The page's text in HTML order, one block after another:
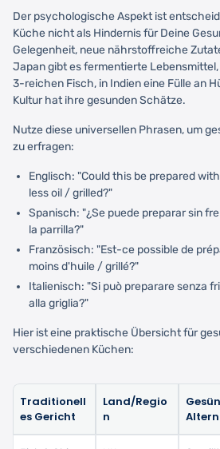
Der psychologische Aspekt ist
Küche nicht als Hindernis für Deine
Gelegenheit, neue nährstoffreiche
Japan gibt es fermentierte
3-reichen Fisch, in Indien eine Fülle an
Kultur hat ihre gesunden Schätze.
Nutze diese universellen Phrasen, um
zu erfragen:
Englisch: "Could this be prepared
less oil / grilled?"
Spanisch: "¿Se puede preparar sin
la parrilla?"
Französisch: "Est-ce possible de
moins d'huile / grillé?"
Italienisch: "Si può preparare senza
alla griglia?"
Hier ist eine praktische Übersicht für
verschiedenen Küchen:
Traditionell
es Gericht
Land/Regio
n